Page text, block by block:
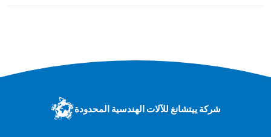
شركة ييتشانغ للآلات الهندسية المحدودة